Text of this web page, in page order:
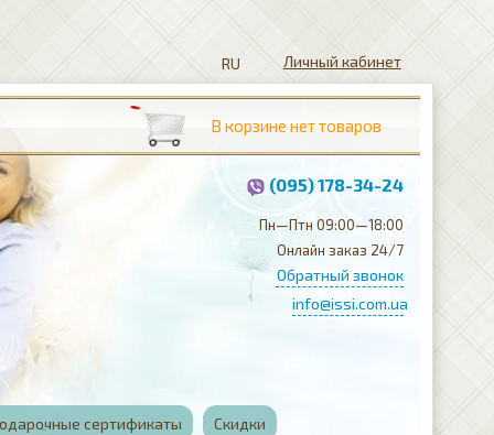
сертификаты Скидки
Личный кабинет
(095) 178-34-24
Пн—Птн 09:00—18:00
Онлайн заказ 24/7
Обратный звонок
info@issi.com.ua